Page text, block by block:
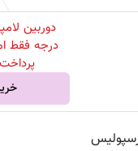
درجه فقط